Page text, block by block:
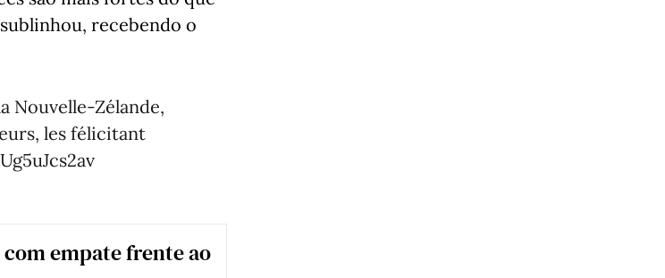
recebendo o
Nouvelle-Zélande,
les félicitant
empate frente ao